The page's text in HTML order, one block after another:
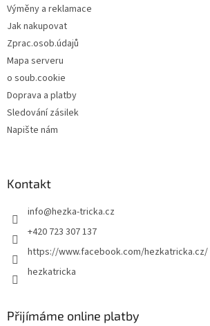
Výměny a reklamace
Jak nakupovat
Zprac.osob.údajů
Mapa serveru
o soub.cookie
Doprava a platby
Sledování zásilek
Napište nám
Kontakt
info@hezka-tricka.cz
+420 723 307 137
https://www.facebook.com/hezkatricka.cz/
hezkatricka
Přijímáme online platby